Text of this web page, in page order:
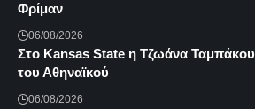
Φρίμαν
06/08/2026
Στο Kansas State η Τζωάνα Ταμπάκου
του Αθηναϊκού
06/08/2026